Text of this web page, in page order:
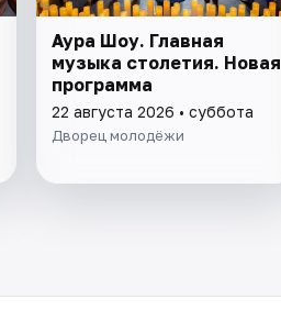
Аура Шоу. Главная
музыка столетия. Новая
программа
22 августа 2026 • суббота
Дворец молодёжи